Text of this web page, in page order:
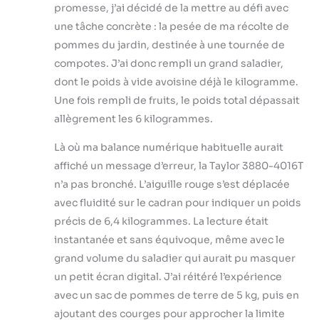
promesse, j’ai décidé de la mettre au défi avec
une tâche concrète : la pesée de ma récolte de
pommes du jardin, destinée à une tournée de
compotes. J’ai donc rempli un grand saladier,
dont le poids à vide avoisine déjà le kilogramme.
Une fois rempli de fruits, le poids total dépassait
allègrement les 6 kilogrammes.
Là où ma balance numérique habituelle aurait
affiché un message d’erreur, la Taylor 3880-4016T
n’a pas bronché. L’aiguille rouge s’est déplacée
avec fluidité sur le cadran pour indiquer un poids
précis de 6,4 kilogrammes. La lecture était
instantanée et sans équivoque, même avec le
grand volume du saladier qui aurait pu masquer
un petit écran digital. J’ai réitéré l’expérience
avec un sac de pommes de terre de 5 kg, puis en
ajoutant des courges pour approcher la limite